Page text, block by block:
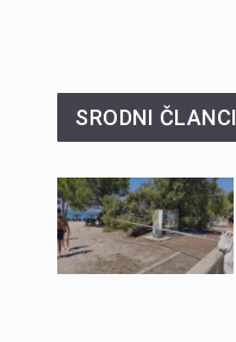
SRODNI ČLANCI